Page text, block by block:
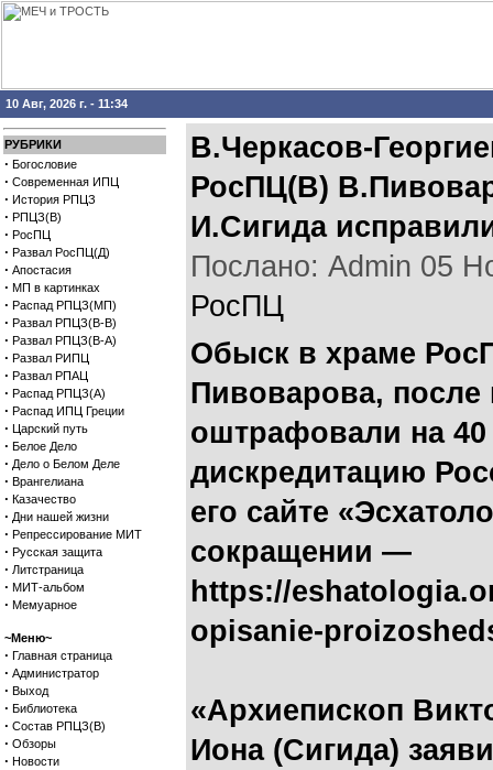
10 Авг, 2026 г. - 11:34
РУБРИКИ
· Богословие
· Современная ИПЦ
· История РПЦЗ
· РПЦЗ(В)
· РосПЦ
· Развал РосПЦ(Д)
· Апостасия
· МП в картинках
· Распад РПЦЗ(МП)
· Развал РПЦЗ(В-В)
· Развал РПЦЗ(В-А)
· Развал РИПЦ
· Развал РПАЦ
· Распад РПЦЗ(А)
· Распад ИПЦ Греции
· Царский путь
· Белое Дело
· Дело о Белом Деле
· Врангелиана
· Казачество
· Дни нашей жизни
· Репрессирование МИТ
· Русская защита
· Литстраница
· МИТ-альбом
· Мемуарное
~Меню~
· Главная страница
· Администратор
· Выход
· Библиотека
· Состав РПЦЗ(В)
· Обзоры
· Новости
В.Черкасов-
РосПЦ(В)
И.Сигида
Послано: Admin 05
РосПЦ
Обыск в храме
Пивоварова, после
оштрафовали на 40
дискредитацию
его сайте
сокращении —
https://
opisanie-
«Архиепископ
Иона (Сигида)